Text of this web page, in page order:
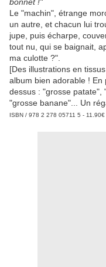
Le "machin", étrange
un autre, et chacun lui
jupe, puis écharpe,
tout nu, qui se baignait,
ma culotte ?".
[Des illustrations en
album bien adorable ! En
dessus : "grosse patate",
"grosse banane"... Un
ISBN / 978 2 278 05711 5 - 11.90€